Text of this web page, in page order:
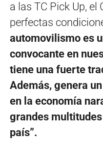
a las TC Pick Up, el
perfectas
automovilismo es
convocante en
tiene una fuerte
Además, genera
en la economía
grandes
país”.